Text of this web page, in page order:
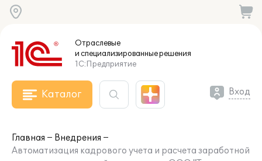
Отраслевые
и специализированныерешения
1С:Предприятие
Каталог Вход
Главная
Внедрения
Автоматизация кадрового учета и расчета заработной